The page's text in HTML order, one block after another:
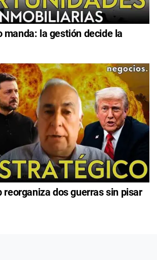
manda: la gestión decide la
reorganiza dos guerras sin pisar